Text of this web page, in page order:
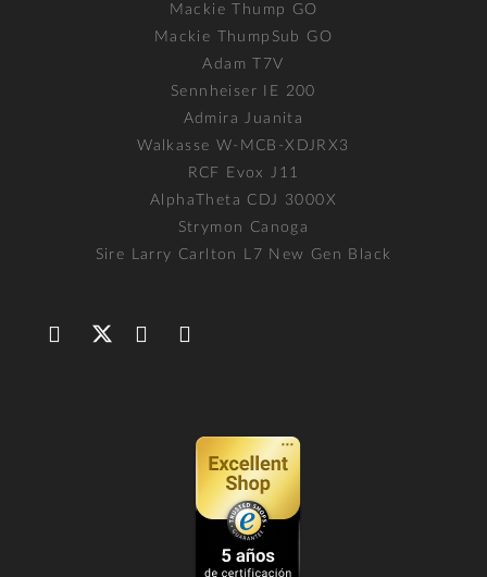
Mackie Thump GO
Mackie ThumpSub GO
Adam T7V
Sennheiser IE 200
Admira Juanita
Walkasse W-MCB-XDJRX3
RCF Evox J11
AlphaTheta CDJ 3000X
Strymon Canoga
Sire Larry Carlton L7 New Gen Black